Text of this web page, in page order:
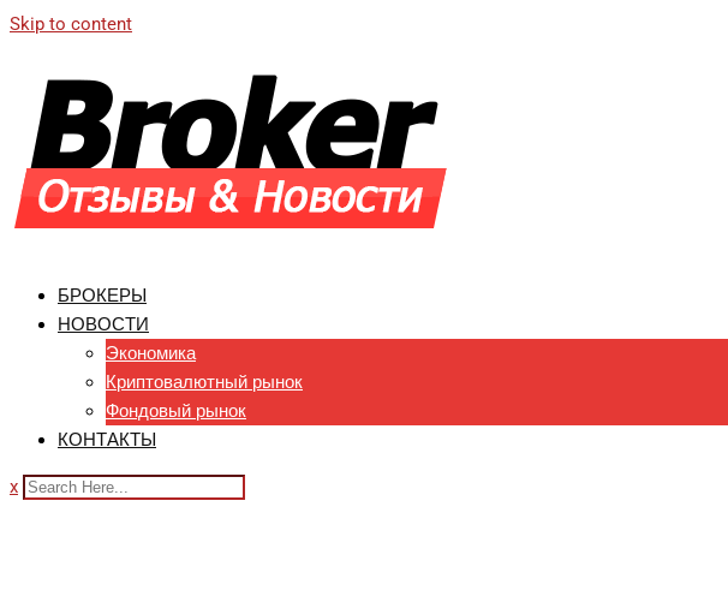
Skip to content
БРОКЕРЫ
НОВОСТИ
Экономика
Криптовалютный рынок
Фондовый рынок
КОНТАКТЫ
x